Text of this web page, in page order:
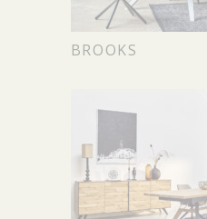
BROOKS